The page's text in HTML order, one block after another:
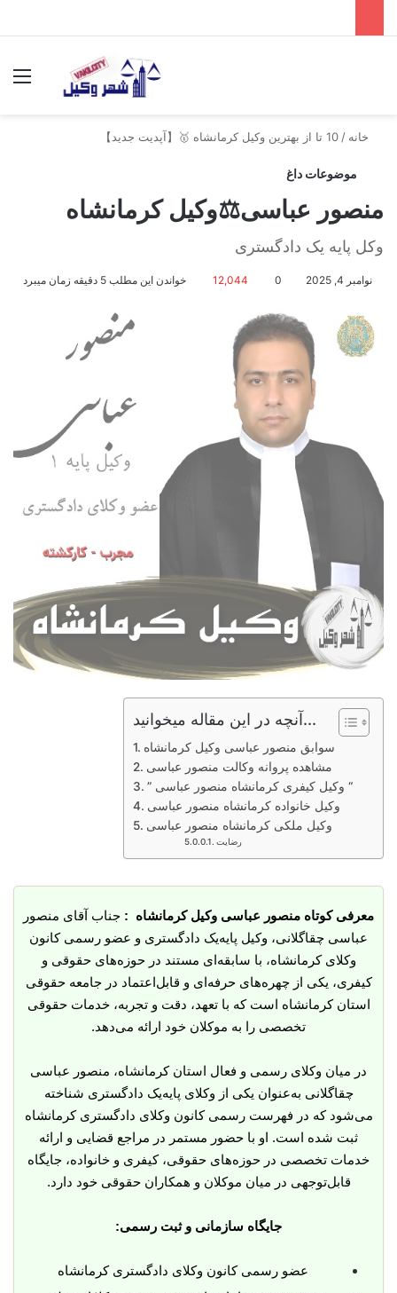
خانه / 10 تا از بهترین وکیل کرمانشاه 🥇【آپدیت جدید】
موضوعات داغ
منصور عباسی⚖️وکیل کرمانشاه
وکل پایه یک دادگستری
نوامبر 4, 2025 0
12,044 خواندن این مطلب 5 دقیقه زمان میبرد
آنچه در این مقاله میخوانید...
سوابق منصور عباسی وکیل کرمانشاه
مشاهده پروانه وکالت منصور عباسی
” وکیل کیفری کرمانشاه منصور عباسی “
وکیل خانواده کرمانشاه منصور عباسی
وکیل ملکی کرمانشاه منصور عباسی
رضایت
معرفی کوتاه منصور عباسی وکیل کرمانشاه : جناب آقای منصور
عباسی چقاگلانی، وکیل پایه‌یک دادگستری و عضو رسمی کانون
وکلای کرمانشاه، با سابقه‌ای مستند در حوزه‌های حقوقی و
کیفری، یکی از چهره‌های حرفه‌ای و قابل‌اعتماد در جامعه حقوقی
استان کرمانشاه است که با تعهد، دقت و تجربه، خدمات حقوقی
تخصصی را به موکلان خود ارائه می‌دهد.
در میان وکلای رسمی و فعال استان کرمانشاه، منصور عباسی
چقاگلانی به‌عنوان یکی از وکلای پایه‌یک دادگستری شناخته
می‌شود که در فهرست رسمی کانون وکلای دادگستری کرمانشاه
ثبت شده است. او با حضور مستمر در مراجع قضایی و ارائه
خدمات تخصصی در حوزه‌های حقوقی، کیفری و خانواده، جایگاه
قابل‌توجهی در میان موکلان و همکاران حقوقی خود دارد.
جایگاه سازمانی و ثبت رسمی:
عضو رسمی کانون وکلای دادگستری کرمانشاه